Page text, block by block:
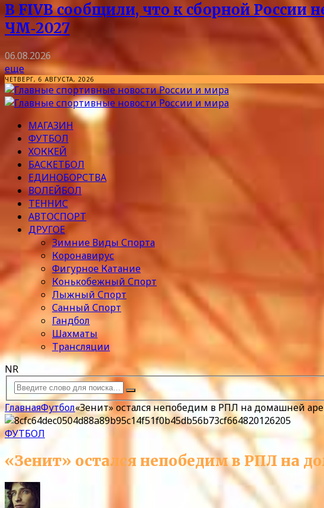
В FIVB сообщили, что к сборной России
ЧМ‑2027
06.08.2026
еще
ЧЕТВЕРГ, 6 АВГУСТА, 2026
МАГАЗИН
ФУТБОЛ
ХОККЕЙ
БАСКЕТБОЛ
ЕДИНОБОРСТВА
ВОЛЕЙБОЛ
ТЕННИС
АВТОСПОРТ
ДРУГОЕ
Зимние Виды Спорта
Коронавирус
Фигурное Катание
Конькобежный Спорт
Лыжный Спорт
Санный Спорт
Гандбол
Шахматы
Трансляции
NR
ГлавнаяФутбол«Зенит» остался непобедим в РПЛ на домашней
ФУТБОЛ
«Зенит» остался непобедим в РПЛ на